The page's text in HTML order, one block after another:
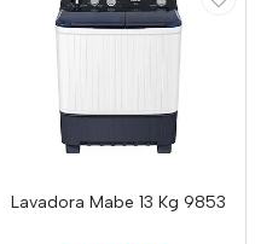
Lavadora Mabe 13 Kg 9853